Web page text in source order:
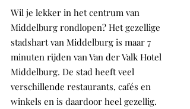
Wil je lekker in het centrum van
Middelburg rondlopen? Het gezellige
stadshart van Middelburg is maar 7
minuten rijden van Van der Valk Hotel
Middelburg. De stad heeft veel
verschillende restaurants, cafés en
winkels en is daardoor heel gezellig.